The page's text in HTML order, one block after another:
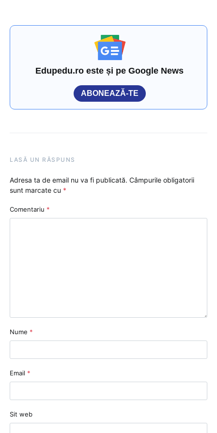
Edupedu.ro este și pe Google News
ABONEAZĂ-TE
LASĂ UN RĂSPUNS
Adresa ta de email nu va fi publicată. Câmpurile obligatorii
sunt marcate cu *
Comentariu *
Nume *
Email *
Sit web